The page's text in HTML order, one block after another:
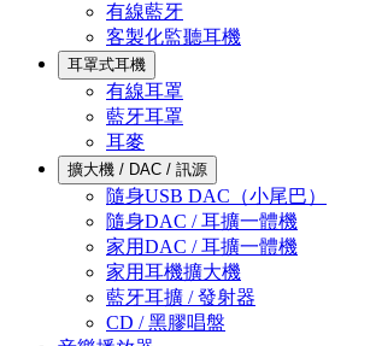
有線藍牙
客製化監聽耳機
耳罩式耳機
有線耳罩
藍牙耳罩
耳麥
擴大機 / DAC / 訊源
隨身USB DAC（小尾巴）
隨身DAC / 耳擴一體機
家用DAC / 耳擴一體機
家用耳機擴大機
藍牙耳擴 / 發射器
CD / 黑膠唱盤